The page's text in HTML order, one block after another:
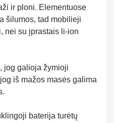
ir ploni. Elementuose
šilumos, tad mobilieji
nei su įprastais li-ion
jog galioja žymioji
jog iš mažos masės galima
baterija turėtų